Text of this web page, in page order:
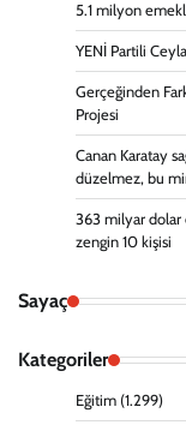
5.1 milyon
YENİ Partili
Gerçeğinden
Projesi
Canan Karatay
düzelmez, bu
363 milyar dolar
zengin 10 kişisi
Sayaç
Kategoriler
Eğitim (1.299)